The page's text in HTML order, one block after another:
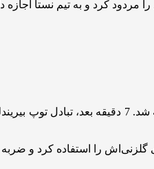
قفل بازی به طور شگفت‌انگیزی توسط
آرناتوویچ در دقیقه 45+1، اختلاف را به نصف